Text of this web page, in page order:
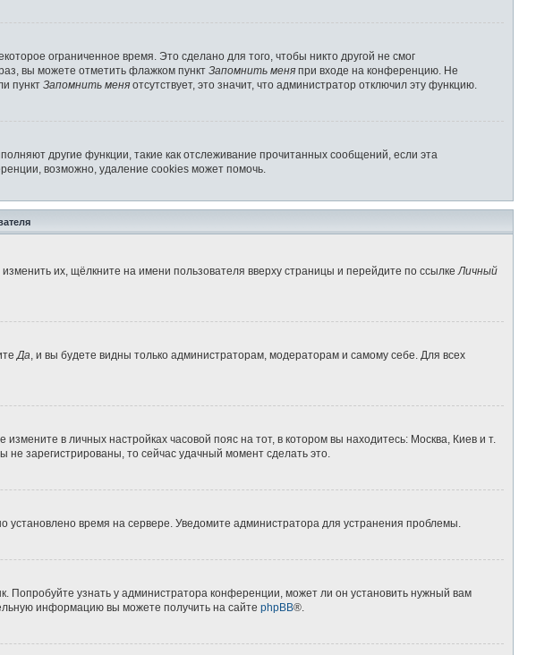
ограниченное время. Это сделано для того, чтобы никто другой не смог
вы можете отметить флажком пункт Запомнить меня при входе на конференцию. Не
пункт Запомнить меня отсутствует, это значит, что администратор отключил эту функцию.
другие функции, такие как отслеживание прочитанных сообщений, если эта
возможно, удаление cookies может помочь.
их, щёлкните на имени пользователя вверху страницы и перейдите по ссылке Личный
Да , и вы будете видны только администраторам, модераторам и самому себе. Для всех
в личных настройках часовой пояс на тот, в котором вы находитесь: Москва, Киев и т.
не зарегистрированы, то сейчас удачный момент сделать это.
время на сервере. Уведомите администратора для устранения проблемы.
узнать у администратора конференции, может ли он установить нужный вам
информацию вы можете получить на сайте phpBB®.